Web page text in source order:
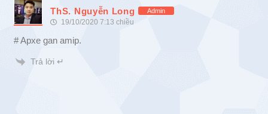
ThS. Nguyễn Long Admin
19/10/2020 7:13 chiều
# Apxe gan amip.
Trả lời ↵